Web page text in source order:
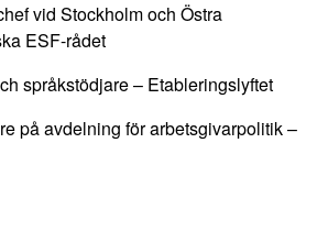
vid Stockholm och Östra
ESF-rådet
språkstödjare – Etableringslyftet
på avdelning för arbetsgivarpolitik –